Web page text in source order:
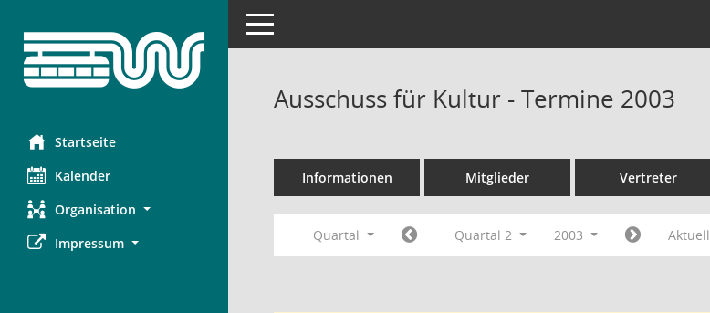
Startseite
Kalender
Organisation
Impressum
Toggle navigation
Ausschuss für Kultur - Termine 2003
Informationen Mitglieder Vertreter
Quartal Quartal 2 2003 Aktuell